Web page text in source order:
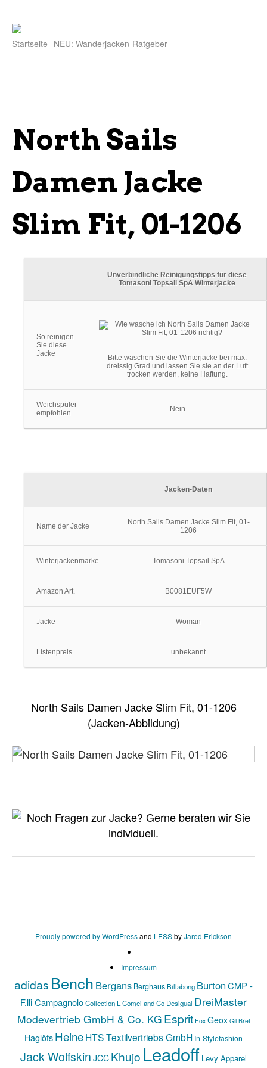
Startseite NEU: Wanderjacken-Ratgeber
North Sails
Damen Jacke
Slim Fit, 01-1206
Unverbindliche Reinigungstipps für diese
Tomasoni Topsail SpA Winterjacke
So reinigen
Sie diese
Jacke
Bitte waschen Sie die Winterjacke bei max.
dreissig Grad und lassen Sie sie an der Luft
trocken werden, keine Haftung.
Weichspüler
empfohlen
Nein
Jacken-Daten
Name der Jacke
North Sails Damen Jacke Slim Fit, 01-
1206
Winterjackenmarke Tomasoni Topsail SpA
Amazon Art. B0081EUF5W
Jacke Woman
Listenpreis unbekannt
North Sails Damen Jacke Slim Fit, 01-1206
(Jacken-Abbildung)
Proudly powered by WordPressand LESSbyJared Erickson
Impressum
adidas Bench Bergans Berghaus Billabong BurtonCMP -
F.lli CampagnoloCollection L Comei and Co Desigual DreiMaster
Modevertrieb GmbH & Co. KG Esprit Fox Geox Gil Bret
HaglöfsHeineHTS Textilvertriebs GmbH In-Stylefashion
Jack Wolfskin JCC Khujo Leadoff Levy Apparel